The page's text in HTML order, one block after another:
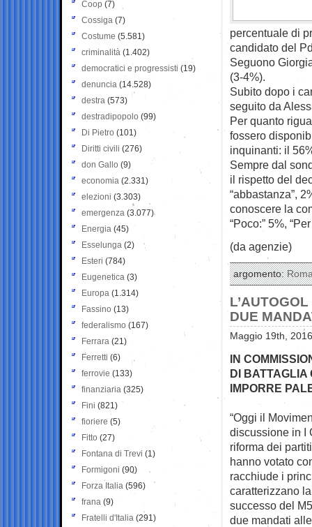
percentuale di
candidato del
Seguono
(3-4%).
Subito dopo i
seguito da
Per quanto
fossero
inquinanti: il
Sempre dal
il rispetto del
“abbastanza”,
conoscere la
“Poco:” 5%,
(da agenzie)
argomento:
DUE
Maggio 19th,
IN
DI BATTAGLIA
IMPORRE
“Oggi il
discussione in I
riforma dei
hanno votato
racchiude i
caratterizzano
successo del
due mandati
Coop (7)
Cossiga (7)
Costume (5.581)
criminalità (1.402)
democratici e progressisti (19)
denuncia (14.528)
destra (573)
destradipopolo (99)
Di Pietro (101)
Diritti civili (276)
don Gallo (9)
economia (2.331)
elezioni (3.303)
emergenza (3.077)
Energia (45)
Esselunga (2)
Esteri (784)
Eugenetica (3)
Europa (1.314)
Fassino (13)
federalismo (167)
Ferrara (21)
Ferretti (6)
ferrovie (133)
finanziaria (325)
Fini (821)
fioriere (5)
Fitto (27)
Fontana di Trevi (1)
Formigoni (90)
Forza Italia (596)
frana (9)
Fratelli d'Italia (291)